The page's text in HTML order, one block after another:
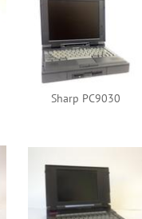
Sharp PC9030